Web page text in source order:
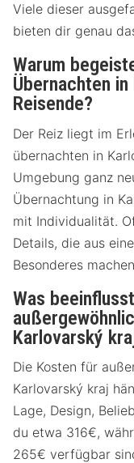
Viele dieser
bieten dir genau
Warum
Übernachten
Reisende?
Der Reiz liegt im
übernachten in
Umgebung ganz
Übernachtung in
mit Individualität.
Details, die aus
Besonderes
Was
Karlovarský
Die Kosten für
Karlovarský kraj
Lage, Design,
du etwa 316€,
265€ verfügbar